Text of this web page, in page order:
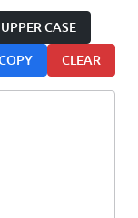
UPPER CASE
CLEAR